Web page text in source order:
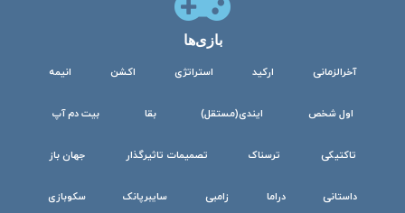
بازی‌ها
آخرالزمانی ارکید استراتژی اکشن انیمه
اول شخص ایندی(مستقل) بقا بیت دم آپ
تاکتیکی ترسناک تصمیمات تاثیرگذار جهان باز
داستانی دراما زامبی سایبرپانک سکوبازی